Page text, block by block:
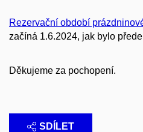
Rezervační období
začíná 1.6.2024, jak bylo
Děkujeme za pochopení.
SDÍLET